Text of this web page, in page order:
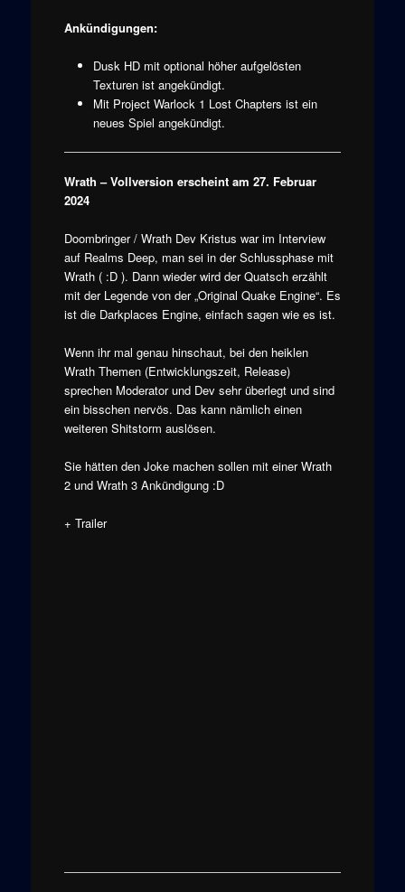
Ankündigungen:
Dusk HD mit optional höher aufgelösten
Texturen ist angekündigt.
Mit Project Warlock 1 Lost Chapters ist ein
neues Spiel angekündigt.
Wrath – Vollversion erscheint am 27. Februar
2024
Doombringer / Wrath Dev Kristus war im Interview
auf Realms Deep, man sei in der Schlussphase mit
Wrath ( :D ). Dann wieder wird der Quatsch erzählt
mit der Legende von der „Original Quake Engine“. Es
ist die Darkplaces Engine, einfach sagen wie es ist.
Wenn ihr mal genau hinschaut, bei den heiklen
Wrath Themen (Entwicklungszeit, Release)
sprechen Moderator und Dev sehr überlegt und sind
ein bisschen nervös. Das kann nämlich einen
weiteren Shitstorm auslösen.
Sie hätten den Joke machen sollen mit einer Wrath
2 und Wrath 3 Ankündigung :D
+ Trailer